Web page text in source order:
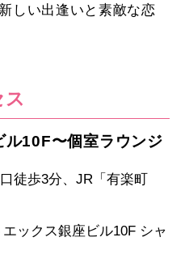
しい出逢いと素敵な恋
ル10F〜個室ラウンジ
徒歩3分、JR「有楽町
ックス銀座ビル10F シャ